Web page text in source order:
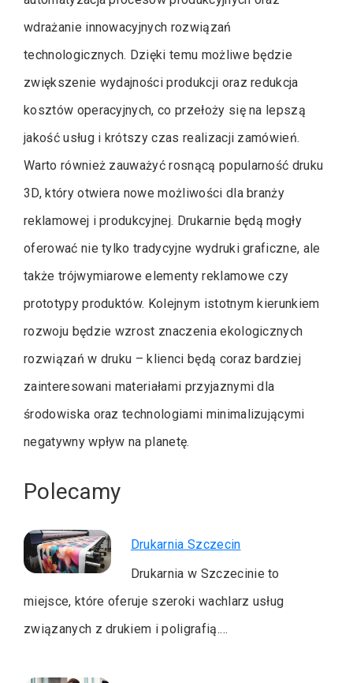
wdrażanie innowacyjnych rozwiązań
technologicznych. Dzięki temu możliwe będzie
zwiększenie wydajności produkcji oraz redukcja
kosztów operacyjnych, co przełoży się na lepszą
jakość usług i krótszy czas realizacji zamówień.
Warto również zauważyć rosnącą popularność druku
3D, który otwiera nowe możliwości dla branży
reklamowej i produkcyjnej. Drukarnie będą mogły
oferować nie tylko tradycyjne wydruki graficzne, ale
także trójwymiarowe elementy reklamowe czy
prototypy produktów. Kolejnym istotnym kierunkiem
rozwoju będzie wzrost znaczenia ekologicznych
rozwiązań w druku – klienci będą coraz bardziej
zainteresowani materiałami przyjaznymi dla
środowiska oraz technologiami minimalizującymi
negatywny wpływ na planetę.
Polecamy
Drukarnia Szczecin
Drukarnia w Szczecinie to
miejsce, które oferuje szeroki wachlarz usług
związanych z drukiem i poligrafią.…